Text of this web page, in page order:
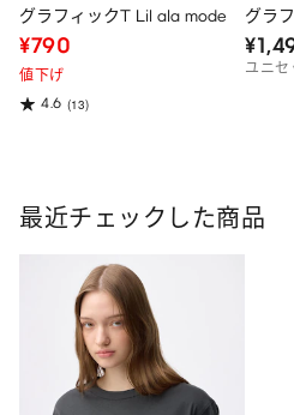
グラフィックT Lil ala mode
¥790
値下げ
4.6 (13)
グラ
ユニセ
最近チェックした商品